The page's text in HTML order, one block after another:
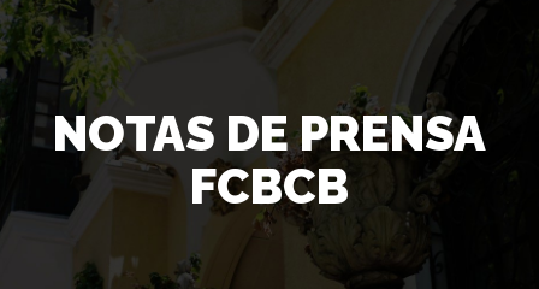
NOTAS DE PRENSA
FCBCB